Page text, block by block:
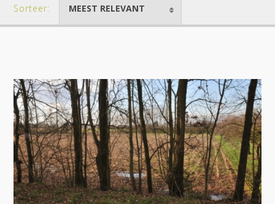
Sorteer: MEEST RELEVANT